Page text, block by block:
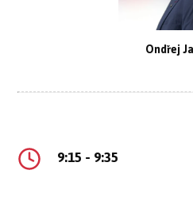
Ondřej
9:15 - 9:35